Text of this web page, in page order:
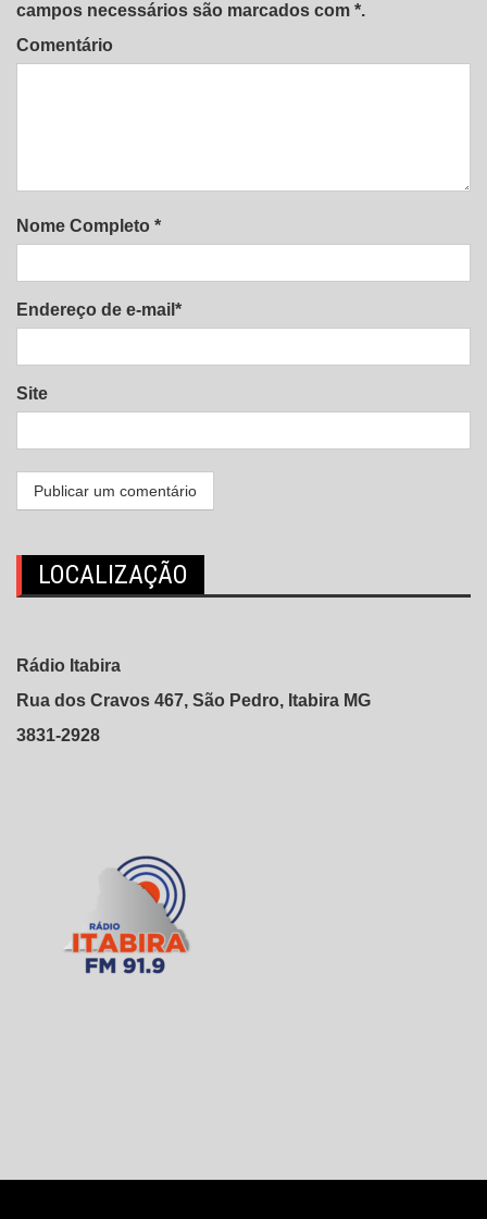
campos necessários são marcados com *.
Comentário
Nome Completo *
Endereço de e-mail*
Site
LOCALIZAÇÃO
Rádio Itabira
Rua dos Cravos 467, São Pedro, Itabira MG
3831-2928